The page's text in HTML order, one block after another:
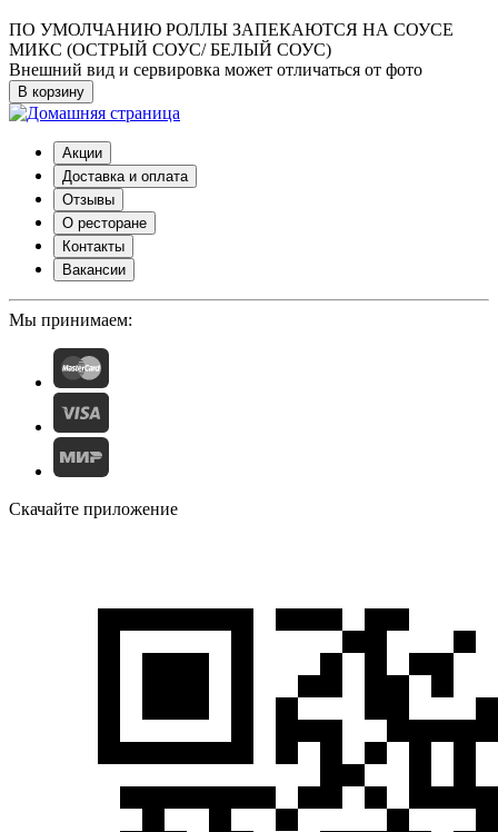
ПО УМОЛЧАНИЮ РОЛЛЫ ЗАПЕКАЮТСЯ НА СОУСЕ
МИКС (ОСТРЫЙ СОУС/ БЕЛЫЙ СОУС)
Внешний вид и сервировка может отличаться от фото
В корзину
Акции
Доставка и оплата
Отзывы
О ресторане
Контакты
Вакансии
Мы принимаем:
Скачайте приложение